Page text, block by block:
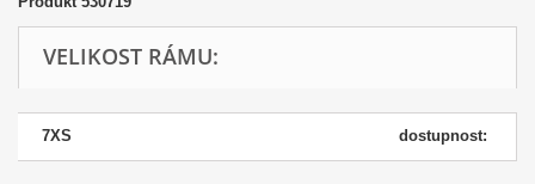
VELIKOST RÁMU:
7XS dostupnost: